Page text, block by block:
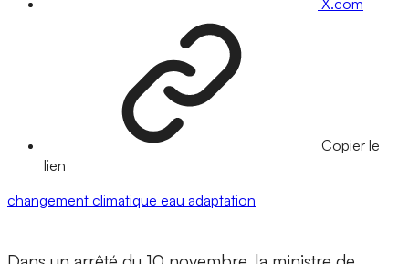
X.com
Copier le
lien
changement climatique eau adaptation